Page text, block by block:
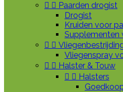
  Paarden drogist
Drogist
Kruiden voor
Supplementen
 
Vliegenspray
  Halster & Touw
  Halsters